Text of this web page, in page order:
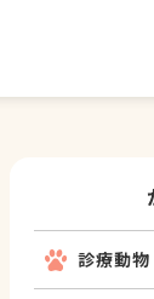
診療動物